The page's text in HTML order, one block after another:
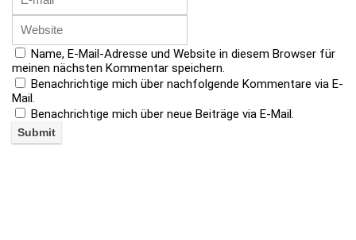
Name, E-Mail-Adresse und Website in diesem Browser für
meinen nächsten Kommentar speichern.
Benachrichtige mich über nachfolgende Kommentare via E-
Mail.
Benachrichtige mich über neue Beiträge via E-Mail.